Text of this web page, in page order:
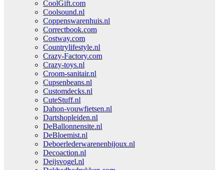
CoolGift.com
Coolsound.nl
Coppenswarenhuis.nl
Correctbook.com
Costway.com
Countrylifestyle.nl
Crazy-Factory.com
Crazy-toys.nl
Croom-sanitair.nl
Cupsenbeans.nl
Customdecks.nl
CuteStuff.nl
Dahon-vouwfietsen.nl
Dartshopleiden.nl
DeBallonnensite.nl
DeBloemist.nl
Deboerlederwarenenbijoux.nl
Decoaction.nl
Deijsvogel.nl